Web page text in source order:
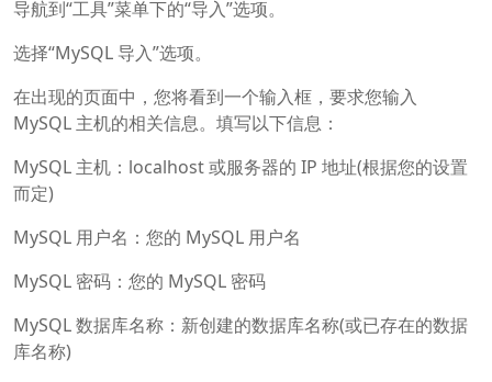
导航到“工具”菜单下的“导入”选项。
选择“MySQL 导入”选项。
在出现的页面中，您将看到一个输入框，要求您输入
MySQL 主机的相关信息。填写以下信息：
MySQL 主机：localhost 或服务器的 IP 地址(根据您的设置
而定)
MySQL 用户名：您的 MySQL 用户名
MySQL 密码：您的 MySQL 密码
MySQL 数据库名称：新创建的数据库名称(或已存在的数据
库名称)